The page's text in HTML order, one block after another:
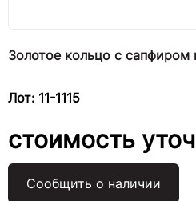
Золотое кольцо с сапфиром
Лот: 11-1115
стоимость
Сообщить о наличии